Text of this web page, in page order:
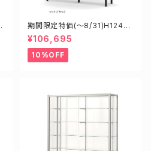
期間限定特価(～8/31)H12452
B W1200D450H1200mm 新
型業務用ガラスケース ショーケ
ース
¥106,695
10%OFF